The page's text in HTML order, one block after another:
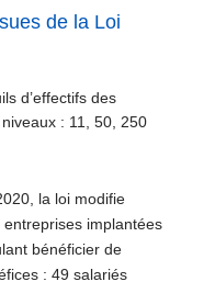
de la Loi
d’effectifs des
: 11, 50, 250
la loi modifie
implantées
bénéficier de
: 49 salariés